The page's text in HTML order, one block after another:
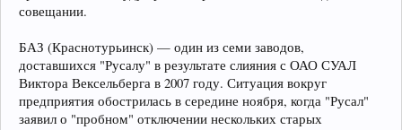
совещании.
БАЗ (Краснотурьинск) — один из семи заводов,
доставшихся "Русалу" в результате слияния с ОАО СУАЛ
Виктора Вексельберга в 2007 году. Ситуация вокруг
предприятия обострилась в середине ноября, когда "Русал"
заявил о "пробном" отключении нескольких старых